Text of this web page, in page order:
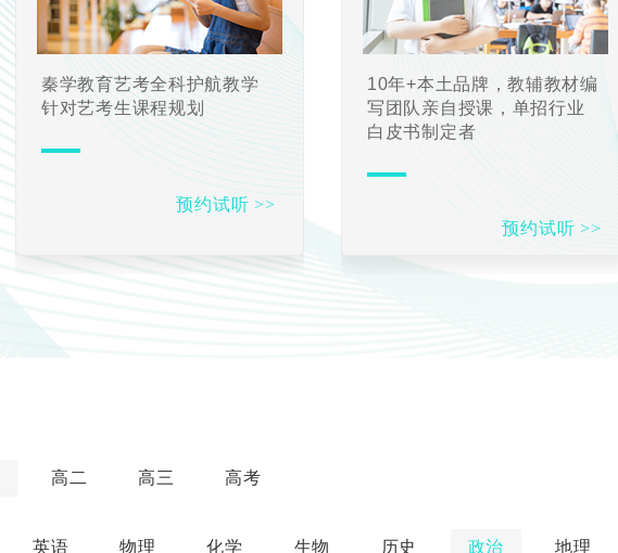
秦学教育艺考全科护航教学
针对艺考生课程规划
预约试听 >>
10年+本土品牌，教辅教材编
写团队亲自授课，单招行业
白皮书制定者
预约试听 >>
高二 高三 高考
英语 物理 化学 生物 历史 政治 地理